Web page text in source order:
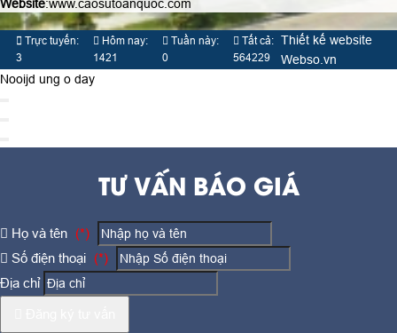
Website:www.caosutoanquoc.com
Trực tuyến:
3
Hôm nay:
1421
Tuần này:
0
Tất cả:
564229
Thiết kế website
Webso.vn
Nooijd ung o day
TƯ VẤN BÁO GIÁ
Họ và tên (*)
Số điện thoại (*)
Địa chỉ